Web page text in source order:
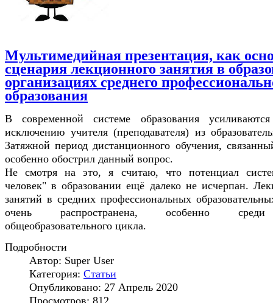
Всё для рыбака.Сигнализатор поклевкии другие рыболовные
Мультимедийная презентация, как
сценария лекционного занятия в
организациях среднего
образования
В современной системе образования
исключению учителя (преподавателя) из
Затяжной период дистанционного обучения,
особенно обострил данный вопрос.
Не смотря на это, я считаю, что потенциал
человек" в образовании ещё далеко не исчерпан.
занятий в средних профессиональных
очень распространена, особенно
общеобразовательного цикла.
Подробности
Автор: Super User
Категория: Статьи
Опубликовано: 27 Апрель 2020